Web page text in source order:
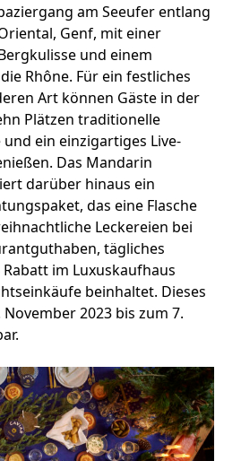
am Seeufer entlang
Genf, mit einer
und einem
Rhône. Für ein festliches
Art können Gäste in der
Plätzen traditionelle
ein einzigartiges Live-
Das Mandarin
darüber hinaus ein
das eine Flasche
Leckereien bei
tägliches
im Luxuskaufhaus
beinhaltet. Dieses
2023 bis zum 7.